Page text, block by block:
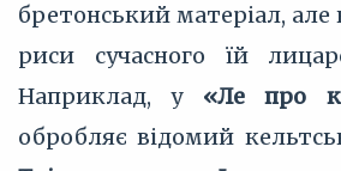
бретонський матеріал, але
риси сучасного їй
Наприклад, у «Ле про
обробляє відомий